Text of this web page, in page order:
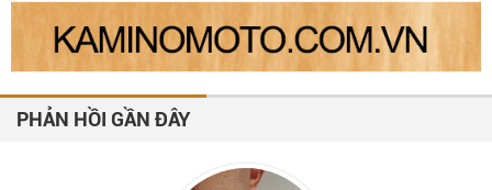
PHẢN HỒI GẦN ĐÂY